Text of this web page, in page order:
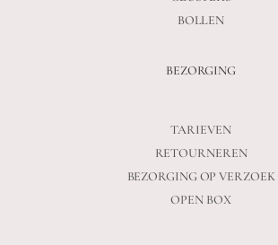
BOLLEN
BEZORGING
TARIEVEN
RETOURNEREN
BEZORGING OP VERZOEK
OPEN BOX